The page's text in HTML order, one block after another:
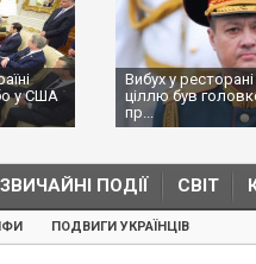
у США
Вибух у
ціллю був
пр...
ПОДІЇ СВІТ
ПОДВИГИ УКРАЇНЦІВ